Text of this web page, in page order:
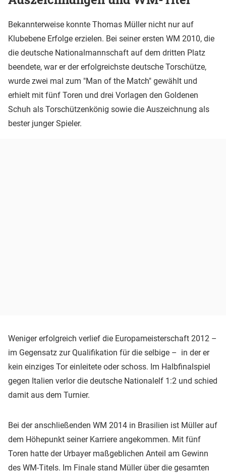
Bekannterweise konnte Thomas Müller nicht nur auf
Klubebene Erfolge erzielen. Bei seiner ersten WM 2010, die
die deutsche Nationalmannschaft auf dem dritten Platz
beendete, war er der erfolgreichste deutsche Torschütze,
wurde zwei mal zum "Man of the Match" gewählt und
erhielt mit fünf Toren und drei Vorlagen den Goldenen
Schuh als Torschützenkönig sowie die Auszeichnung als
bester junger Spieler.
Weniger erfolgreich verlief die Europameisterschaft 2012 –
im Gegensatz zur Qualifikation für die selbige – in der er
kein einziges Tor einleitete oder schoss. Im Halbfinalspiel
gegen Italien verlor die deutsche Nationalelf 1:2 und schied
damit aus dem Turnier.
Bei der anschließenden WM 2014 in Brasilien ist Müller auf
dem Höhepunkt seiner Karriere angekommen. Mit fünf
Toren hatte der Urbayer maßgeblichen Anteil am Gewinn
des WM-Titels. Im Finale stand Müller über die gesamten